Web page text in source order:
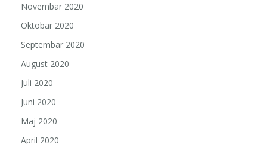
Novembar 2020
Oktobar 2020
Septembar 2020
August 2020
Juli 2020
Juni 2020
Maj 2020
April 2020